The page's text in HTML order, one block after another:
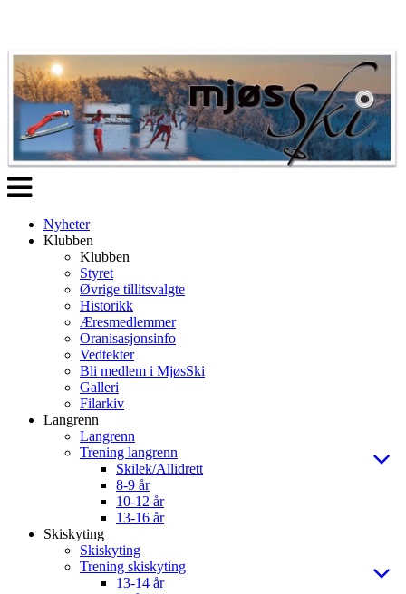
Veksle
navigasjon
Nyheter
Klubben
Klubben
Styret
Øvrige tillitsvalgte
Historikk
Æresmedlemmer
Oranisasjonsinfo
Vedtekter
Bli medlem i MjøsSki
Galleri
Filarkiv
Langrenn
Langrenn
Trening langrenn
Skilek/Allidrett
8-9 år
10-12 år
13-16 år
Skiskyting
Skiskyting
Trening skiskyting
13-14 år